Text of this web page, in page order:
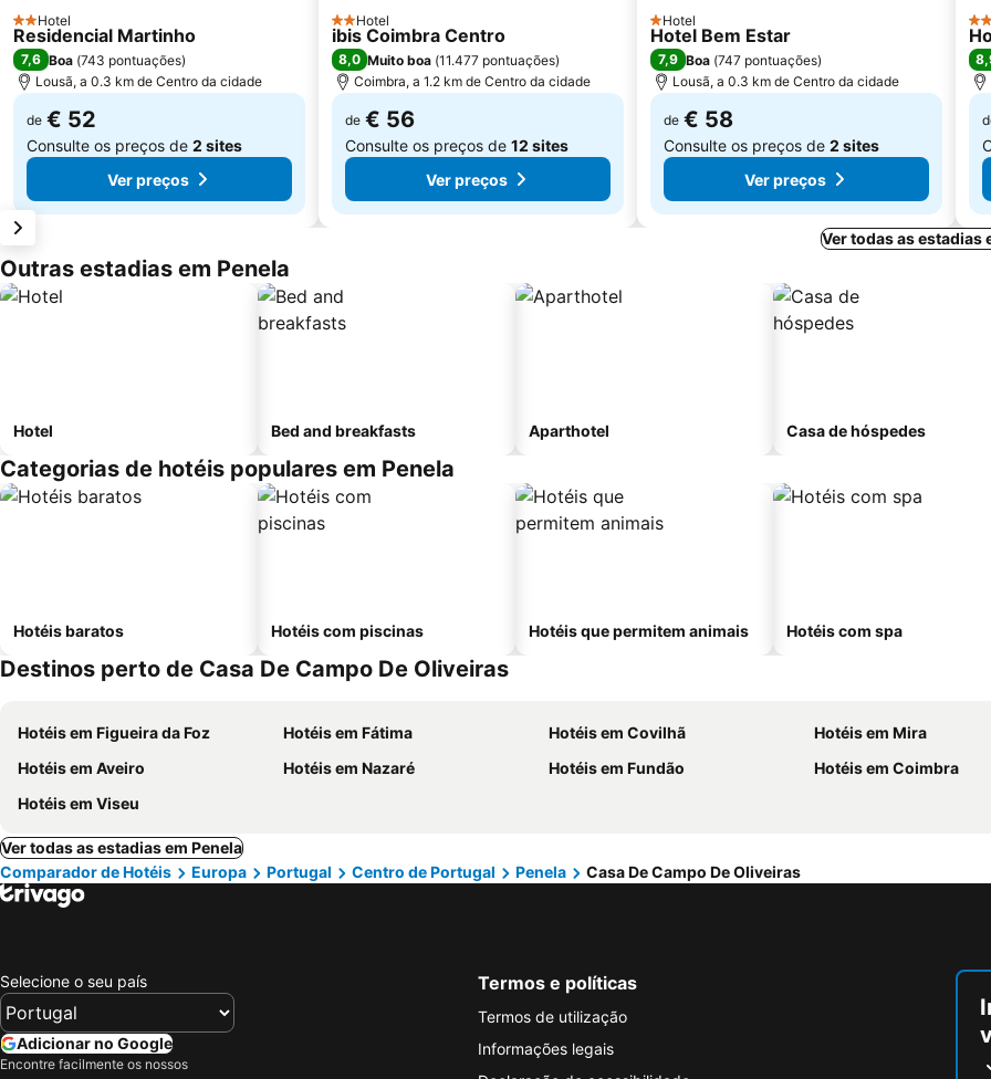
2 Estrelas
Hotel
Residencial Martinho
7,6 Boa (743 pontuações)
Lousã, a 0.3 km de Centro da cidade
de € 52
Consulte os preços de 2 sites
Ver preços
2 Estrelas
Hotel
ibis Coimbra Centro
8,0 Muito boa (11.477 pontuações)
Coimbra, a 1.2 km de Centro da cidade
de € 56
Consulte os preços de 12 sites
Ver preços
1 Estrelas
Hotel
Hotel Bem Estar
7,9 Boa (747 pontuações)
Lousã, a 0.3 km de Centro da cidade
de € 58
Consulte os preços de 2 sites
Ver preços
3
Ver todas as estadias
Outras estadias em Penela
Hotel Bed and breakfasts Aparthotel Casa de hóspedes
Categorias de hotéis populares em Penela
Hotéis baratos Hotéis com piscinas Hotéis que permitem animais Hotéis com spa
Destinos perto de Casa De Campo De Oliveiras
Hotéis em Figueira da Foz Hotéis em Fátima Hotéis em Covilhã
Hotéis em Mira
Hotéis em Aveiro
Hotéis em Nazaré Hotéis em Fundão
Hotéis em Coimbra
Hotéis em Viseu
Ver todas as estadias em Penela
Comparador de Hotéis
Europa Portugal Centro de Portugal Penela Casa De Campo De Oliveiras
Selecione o seu país
Adicionar no Google
Encontre facilmente os nossos
Termos e políticas
Termos de utilização
Informações legais